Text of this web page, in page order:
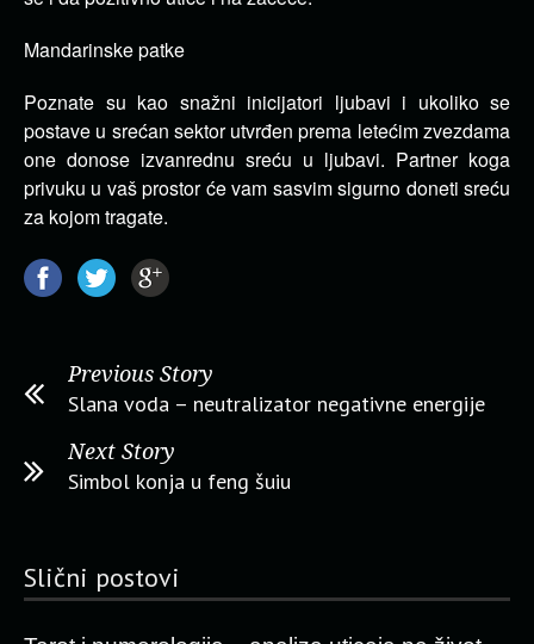
Mandarinske patke
Poznate su kao snažni inicijatori ljubavi i ukoliko se
postave u srećan sektor utvrđen prema letećim zvezdama
one donose izvanrednu sreću u ljubavi. Partner koga
privuku u vaš prostor će vam sasvim sigurno doneti sreću
za kojom tragate.
Previous Story
Slana voda – neutralizator negativne energije
Next Story
Simbol konja u feng šuiu
Slični postovi